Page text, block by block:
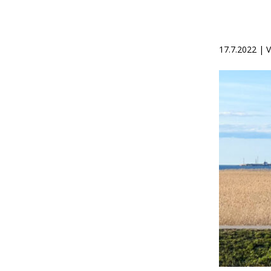
17.7.2022 |